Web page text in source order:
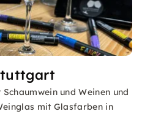
und Weinen und
mit Glasfarben in